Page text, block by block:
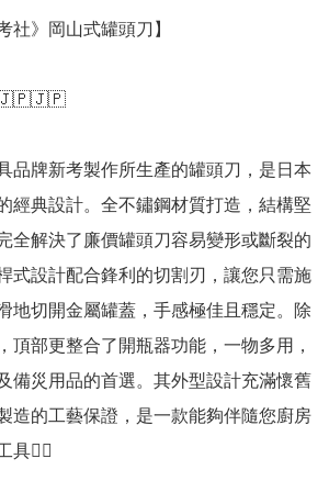
社》岡山式罐頭刀】
🇯🇵🇯🇵
品牌新考製作所生產的罐頭刀，是日本
經典設計。全不鏽鋼材質打造，結構堅
全解決了廉價罐頭刀容易變形或斷裂的
式設計配合鋒利的切割刃，讓您只需施
地切開金屬罐蓋，手感極佳且穩定。除
頂部更整合了開瓶器功能，一物多用，
備災用品的首選。其外型設計充滿懷舊
造的工藝保證，是一款能夠伴隨您廚房
👍🏻